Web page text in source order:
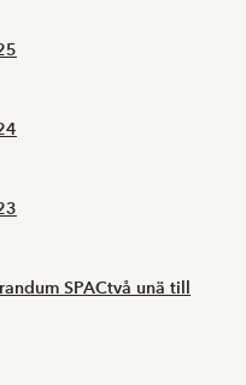
SPACtvå unä till